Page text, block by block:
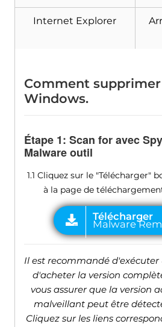
Internet Explorer
Comment
Windows.
Étape 1: Scan for avec
Malware outil
1.1 Cliquez sur le "Télécharger"
à la page de
Il est recommandé
d'acheter la version
vous assurer que la version
malveillant peut être
Cliquez sur les liens